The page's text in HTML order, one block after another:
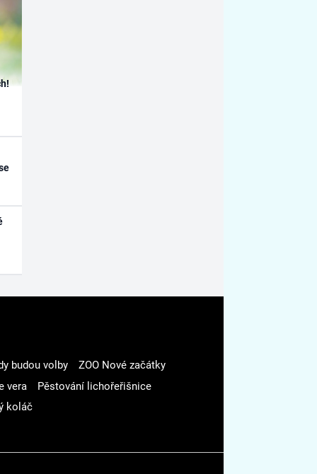
budou volby
ZOO Nové začátky
vera
Pěstování lichořeřišnice
koláč